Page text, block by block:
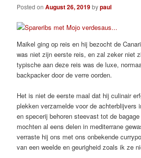
Posted onAugust 26, 2019bypaul
Maikel ging op reis en hij bezocht de
was niet zijn eerste reis, en zal zeker niet
typische aan deze reis was de luxe,
backpacker door de verre oorden.
Het is niet de eerste maal dat hij culinair
plekken verzamelde voor de achterblijvers
en specerij behoren steevast tot de
mochten al eens delen in mediterrane
verraste hij ons met ons onbekende
van een weelde en geurigheid zoals ik ze